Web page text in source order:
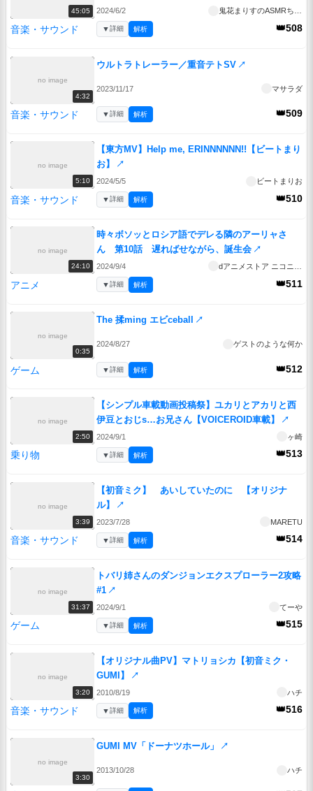
45:05
licking
2024/6/2
音楽・サウンド 👑508
▼詳細 解析
no image
4:32
ウルトラトレーラー／重音テトSV ↗
2023/11/17 マサラダ
音楽・サウンド 👑509
▼詳細 解析
no image
5:10
【東方MV】Help me, ERINNNNNN!!【ビートまり
お】
↗
2024/5/5 ビートまりお
音楽・サウンド 👑510
▼詳細 解析
no image
24:10
時々ボソッとロシア語でデレる隣のアーリャさ
ん 第10話 遅ればせながら、誕生会 ↗
2024/9/4
アニメ 👑511
▼詳細 解析
no image
0:35
The 揉ming エビceball ↗
2024/8/27 ゲストのような何か
ゲーム 👑512
▼詳細 解析
no image
2:50
【シンプル車載動画投稿祭】ユカリとアカリと西
伊豆とおじs…お兄さん【VOICEROID車載】
↗
2024/9/1 ヶ崎
乗り物 👑513
▼詳細 解析
no image
3:39
【初音ミク】 あいしていたのに 【オリジナ
ル】
↗
2023/7/28 MARETU
音楽・サウンド 👑514
▼詳細 解析
no image
31:37
トバリ姉さんのダンジョンエクスプローラー2攻略
#1 ↗
2024/9/1 てーや
ゲーム 👑515
▼詳細 解析
no image
3:20
【オリジナル曲PV】マトリョシカ【初音ミク・
GUMI】
↗
2010/8/19 ハチ
音楽・サウンド 👑516
▼詳細 解析
no image
3:30
GUMI MV「ドーナツホール」 ↗
2013/10/28 ハチ